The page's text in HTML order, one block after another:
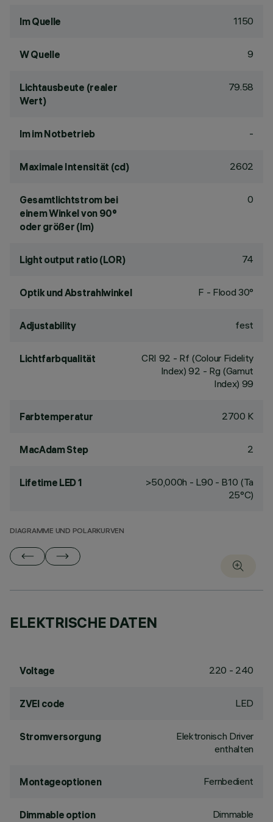
lm Quelle 1150
W Quelle 9
Lichtausbeute (realer
Wert)
79.58
lm im Notbetrieb -
Maximale Intensität (cd) 2602
Gesamtlichtstrom bei
einem Winkel von 90°
oder größer (lm)
0
Light output ratio (LOR) 74
Optik und Abstrahlwinkel F - Flood 30°
Adjustability fest
Lichtfarbqualität CRI 92 - Rf (Colour Fidelity
Index) 92 - Rg (Gamut
Index) 99
Farbtemperatur 2700 K
MacAdam Step 2
Lifetime LED 1
>50,000h - L90 - B10 (Ta
25°C)
DIAGRAMME UND POLARKURVEN
ELEKTRISCHE DATEN
Voltage 220 - 240
ZVEI code LED
Stromversorgung
Elektronisch Driver
enthalten
Montageoptionen Fernbedient
Dimmable option Dimmable